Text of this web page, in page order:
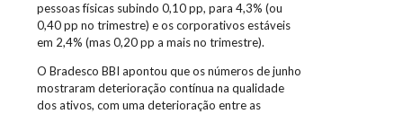
pessoas físicas subindo 0,10 pp, para 4,3% (ou
0,40 pp no trimestre) e os corporativos estáveis
em 2,4% (mas 0,20 pp a mais no trimestre).
O Bradesco BBI apontou que os números de junho
mostraram deterioração contínua na qualidade
dos ativos, com uma deterioração entre as